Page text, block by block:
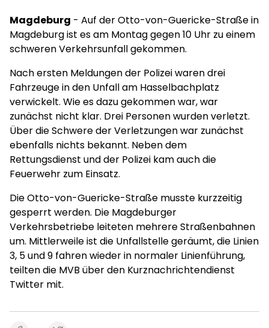
Magdeburg - Auf der Otto-von-Guericke-Straße in
Magdeburg ist es am Montag gegen 10 Uhr zu einem
schweren Verkehrsunfall gekommen.
Nach ersten Meldungen der Polizei waren drei
Fahrzeuge in den Unfall am Hasselbachplatz
verwickelt. Wie es dazu gekommen war, war
zunächst nicht klar. Drei Personen wurden verletzt.
Über die Schwere der Verletzungen war zunächst
ebenfalls nichts bekannt. Neben dem
Rettungsdienst und der Polizei kam auch die
Feuerwehr zum Einsatz.
Die Otto-von-Guericke-Straße musste kurzzeitig
gesperrt werden. Die Magdeburger
Verkehrsbetriebe leiteten mehrere Straßenbahnen
um. Mittlerweile ist die Unfallstelle geräumt, die Linien
3, 5 und 9 fahren wieder in normaler Linienführung,
teilten die MVB über den Kurznachrichtendienst
Twitter mit.